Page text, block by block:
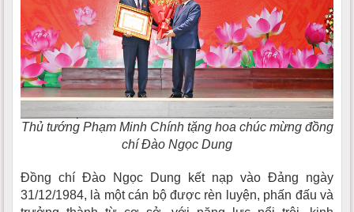
Thủ tướng Phạm Minh Chính tặng hoa chúc mừng đồng
chí Đào Ngọc Dung
Đồng chí Đào Ngọc Dung kết nạp vào Đảng ngày
31/12/1984, là một cán bộ được rèn luyện, phấn đấu và